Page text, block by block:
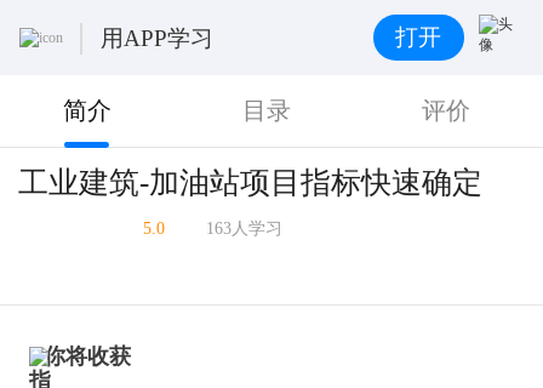
用APP学习 打开
简介 目录 评价
工业建筑-加油站项目指标快速确定
5.0 163人学习
你将收获